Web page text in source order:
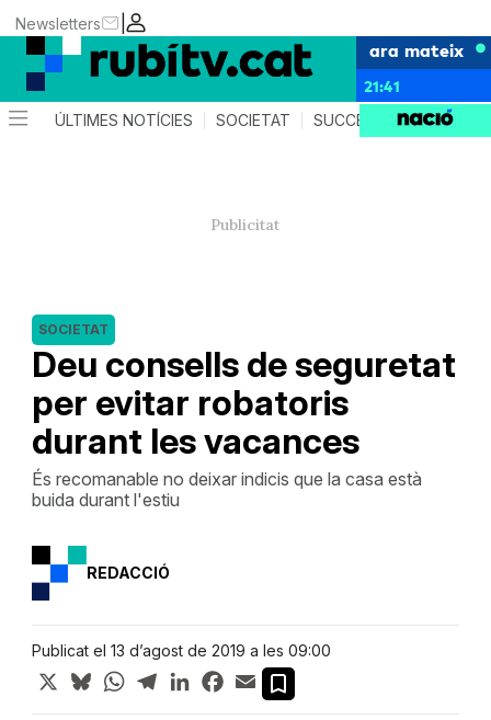
|
Newsletters
ara mateix
21:41
ÚLTIMES NOTÍCIES SOCIETAT SUCCESSOS
Deu consells de seguretat
per evitar robatoris
durant les vacances
SOCIETAT
És recomanable no deixar indicis que la casa està
buida durant l'estiu
REDACCIÓ
Publicat el 13 d’agost de 2019 a les 09:00
X BlueskyWhatsApp
TelegramLinkedInFacebook
Email